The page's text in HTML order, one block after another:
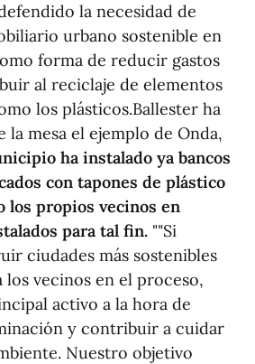
la necesidad de
urbano sostenible en
forma de reducir gastos
al reciclaje de elementos
los plásticos.Ballester ha
la mesa el ejemplo de Onda,
ha instalado ya bancos
con tapones de plástico
los propios vecinos en
para tal fin. ""Si
ciudades más sostenibles
vecinos en el proceso,
activo a la hora de
y contribuir a cuidar
Nuestro objetivo